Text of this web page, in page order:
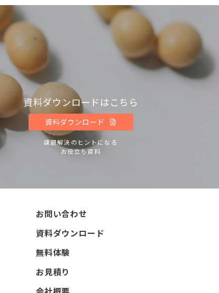
資料ダウンロードはこちら
資料ダウンロード
課題解決のヒントになる
お役立ち資料
お問い合わせ
資料ダウンロード
無料体験
お見積り